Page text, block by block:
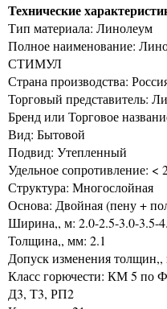
Технические
Тип материала: Линолеум
Полное наименование:
СТИМУЛ
Страна производства:
Торговый представитель:
Бренд или Торговое
Вид: Бытовой
Подвид: Утепленный
Удельное сопротивление: <
Структура: Многослойная
Основа: Двойная (пену +
Ширина,, м: 2.0-2.5-3.0-3.5-
Толщина,, мм: 2.1
Допуск изменения
Класс горючести: КМ 5 по
Д3, Т3, РП2